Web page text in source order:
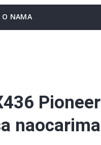
O NAMA
Pioneer
naocarima